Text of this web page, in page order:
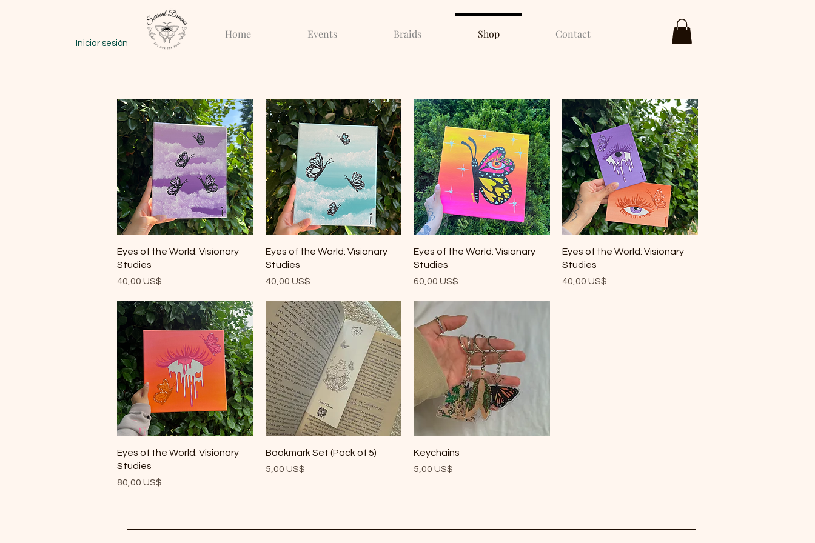
Iniciar sesión
Home Events Braids Shop Contact
Vista rápida
Eyes of the World: Visionary
Studies
Precio
40,00 US$
Vista rápida
Eyes of the World: Visionary
Studies
Precio
40,00 US$
Vista rápida
Eyes of the World: Visionary
Studies
Precio
60,00 US$
Vista rápida
Eyes of the World: Visionary
Studies
Precio
40,00 US$
Vista rápida
Eyes of the World: Visionary
Studies
Precio
80,00 US$
Vista rápida
Bookmark Set (Pack of 5)
Precio
5,00 US$
Vista rápida
Keychains
Precio
5,00 US$